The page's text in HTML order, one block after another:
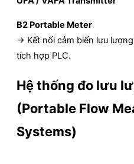
B2 Portable Meter
→ Kết nối cảm biến lưu
tích hợp PLC.
Hệ thống đo lưu
(Portable Flow
Systems)